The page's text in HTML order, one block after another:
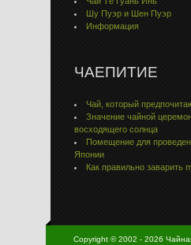
Шу Пуэр и Шен Пуэр
Информация
ЧАЕПИТИЕ
Чай, который
Значение чайной
восходящего солнца
Помещение для
Японии
Как правильно заварить
Copyright © 2002 - 2026